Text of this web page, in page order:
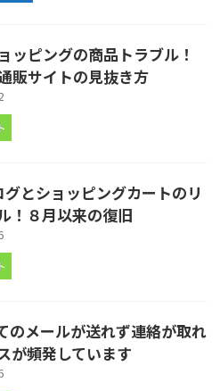
ッピングの商品トラブル！
販サイトの見抜き方
とショッピングカートのリ
！８月以来の復旧
のメールが送れず連絡が取れ
が頻発しています